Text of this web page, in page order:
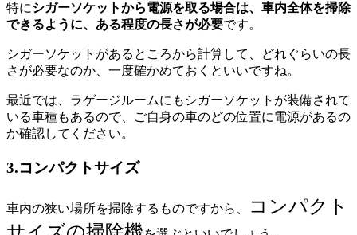
特にシガーソケットから電源を取る場合は、車内全体を掃除
できるように、ある程度の長さが必要です。
シガーソケットがあるところから計算して、どれぐらいの長
さが必要なのか、一度確かめておくといいですね。
最近では、ラゲージルームにもシガーソケットが装備されて
いる車種もあるので、ご自身の車のどの位置に電源があるの
か確認してください。
3.コンパクトサイズ
車内の狭い場所を掃除するものですから、
コンパクト